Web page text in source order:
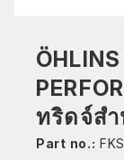
ทริดจ์สำ
Part no.: